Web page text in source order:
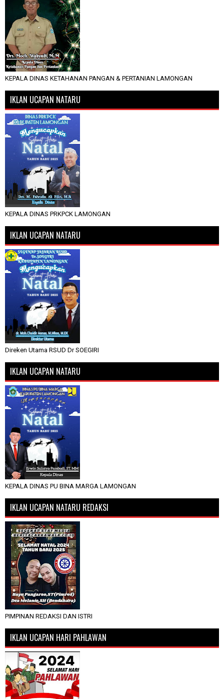
KEPALA DINAS KETAHANAN PANGAN & PERTANIAN LAMONGAN
IKLAN UCAPAN NATARU
KEPALA DINAS PRKPCK LAMONGAN
IKLAN UCAPAN NATARU
Direken Utama RSUD Dr SOEGIRI
IKLAN UCAPAN NATARU
KEPALA DINAS PU BINA MARGA LAMONGAN
IKLAN UCAPAN NATARU REDAKSI
PIMPINAN REDAKSI DAN ISTRI
IKLAN UCAPAN HARI PAHLAWAN